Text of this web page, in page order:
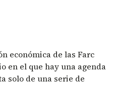
económica de las Farc
en el que hay una agenda
solo de una serie de